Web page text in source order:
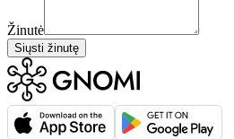
Žinutė
Siųsti žinutę